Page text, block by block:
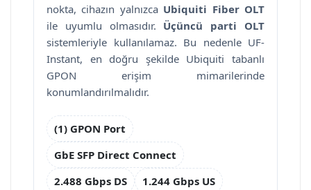
nokta, cihazın yalnızca Ubiquiti Fiber OLT
ile uyumlu olmasıdır. Üçüncü parti OLT
sistemleriyle kullanılamaz. Bu nedenle UF-
Instant, en doğru şekilde Ubiquiti tabanlı
GPON erişim mimarilerinde
konumlandırılmalıdır.
(1) GPON Port
GbE SFP Direct Connect
2.488 Gbps DS
1.244 Gbps US